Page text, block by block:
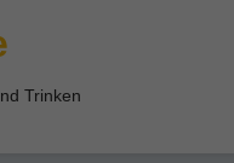
Trinken